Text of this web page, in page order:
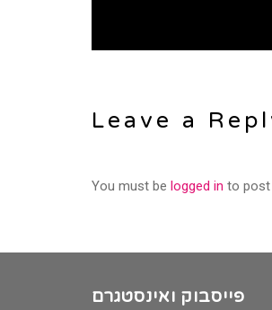
Leave a
You must be logged in to post
פייסבוק ואינסטגרם